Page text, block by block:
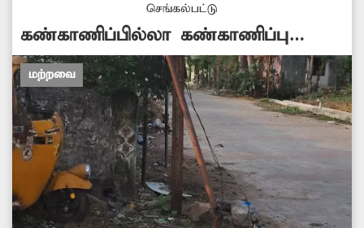
செங்கல்பட்டு
கண்காணிப்பில்லா கண்காணிப்பு
கேமரா
மற்றவை